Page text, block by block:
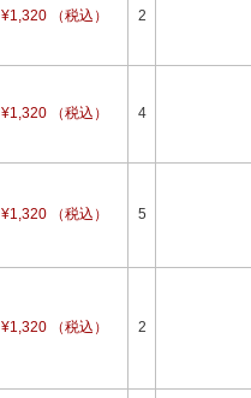
¥1,320 （税込） 2
¥1,320 （税込） 4
¥1,320 （税込） 5
¥1,320 （税込） 2